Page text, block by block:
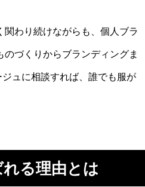
わり続けながらも、個人ブラ
づくりからブランディングま
ュに相談すれば、誰でも服が
る理由とは